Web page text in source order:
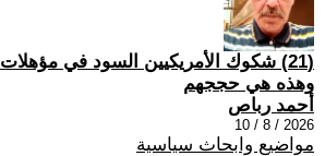
(21) شكوك الأمريكيين السود في
وهذه هي حججهم
أحمد رباص
2026 / 8 / 10
مواضيع وابحاث سياسية